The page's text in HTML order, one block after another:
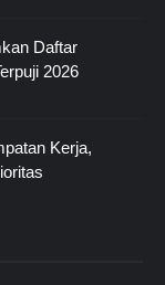
Daftar
2026
Kerja,